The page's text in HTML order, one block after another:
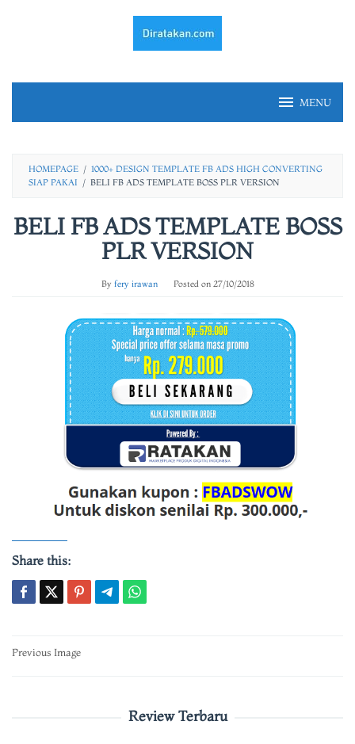
MENU
HOMEPAGE / 1000+ DESIGN TEMPLATE FB ADS HIGH CONVERTING
SIAP PAKAI / BELI FB ADS TEMPLATE BOSS PLR VERSION
BELI FB ADS TEMPLATE BOSS
PLR VERSION
By fery irawan Posted on 27/10/2018
Share this:
Post
Previous Image
Review Terbaru